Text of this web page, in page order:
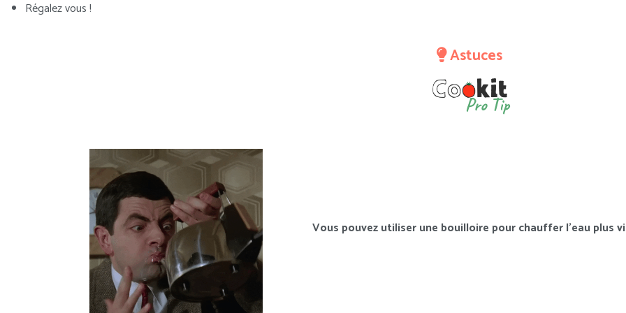
Régalez vous !
Astuces
Pro Tip
Vous pouvez utiliser une bouilloire pour chauffer l’eau plus